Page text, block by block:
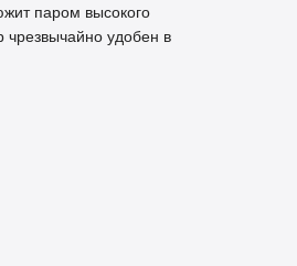
паром высокого
чрезвычайно удобен в